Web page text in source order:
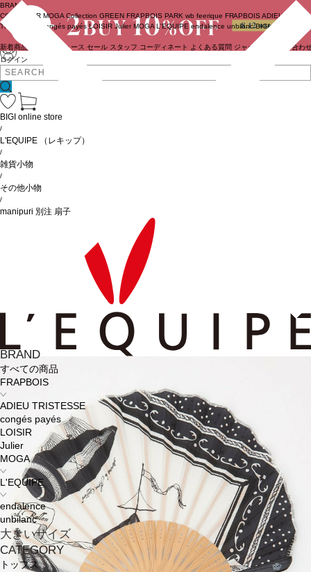
ログイン
BRAND
COUTURIER MOGA Collection GREEN FRAPBOIS PARK wb feerique FRAPBOIS ADIEU
TRISTESSE
congés payés LOISIR Julier MOGA L'EQUIPE endalence unbilanc BIGI online store
新着商品 ニュース セール スタッフ コーディネート よくある質問 ジャーナル お問い合わ
BRAND
すべての商品
FRAPBOIS
ADIEU TRISTESSE
congés payés
LOISIR
Julier
MOGA
L'EQUIPE
endalence
unbilanc
大きいサイズ
CATEGORY
トップス
BIGI online store
/
L'EQUIPE （レキップ）
/
雑貨小物
/
その他小物
/
manipuri 別注 扇子